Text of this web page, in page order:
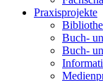
Praxisprojekte
Buch-
Buch-